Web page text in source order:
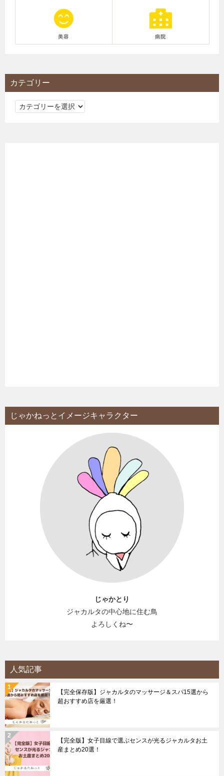
美容 病院
カテゴリー
カ
じゃかねっとイメージキャラクター
じゃかとり
ジャカルタの中心地に住む鳥
よろしくね〜
人気記事
【完全保存版】ジャカルタのマッサージ＆スパ15選から
超おすすめ店を厳選！
【完全版】女子目線で選ぶセンスが光るジャカルタお土
産まとめ20選！